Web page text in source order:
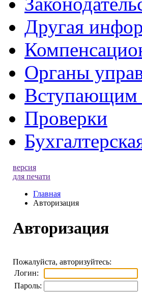
Другая
Органы
Проверки
версия
для печати
Главная
Авторизация
Авторизация
Пожалуйста, авторизуйтесь:
Логин:
Пароль: